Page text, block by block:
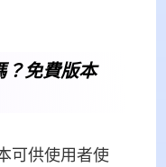
？免費版本
可供使用者使